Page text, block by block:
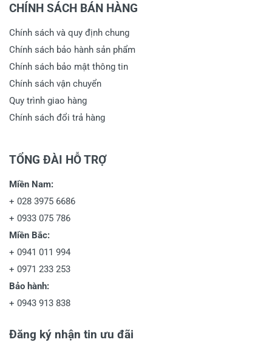
Gửi nhận xét
CHÍNH SÁCH BÁN HÀNG
Chính sách và quy định chung
Chính sách bảo hành sản phẩm
Chính sách bảo mật thông tin
Chính sách vận chuyển
Quy trình giao hàng
Chính sách đổi trả hàng
TỔNG ĐÀI HỖ TRỢ
Miền Nam:
+ 028 3975 6686
+ 0933 075 786
Miền Bắc:
+ 0941 011 994
+ 0971 233 253
Bảo hành:
+ 0943 913 838
Đăng ký nhận tin ưu đãi